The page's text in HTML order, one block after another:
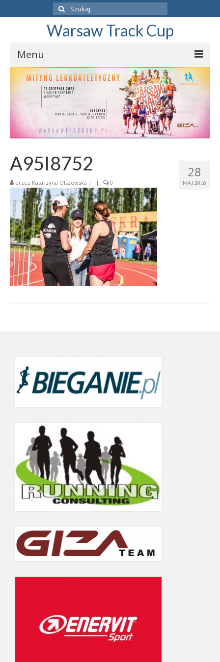
Szuklaj
w:
Warsaw Track Cup
Menu
ZAPISZ SIĘ
PROGRAM
O ZAWODACH
REGULAMIN
WYNIKI
31.08.2024
Wyniki cyklu 2022
wyniki 19.09.2022
21.06.2022
24.05.2022
20.06.2020
8.05.2019
5.06.2019
Wyniki Warsaw Track Cup 2018
Wyniki Warsaw Track Cup 2017
Wyniki Warsaw Track Cup 2016
Wyniki Warsaw Track Cup 2014
Wyniki Warsaw Track Cup 2013
KONTAKT
28
MAJ 2018
A95I8752
przez Katarzyna Olszewska | | 0